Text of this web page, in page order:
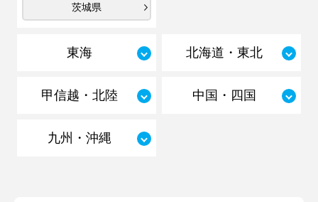
茨城県
東海 北海道・東北
甲信越・北陸 中国・四国
九州・沖縄